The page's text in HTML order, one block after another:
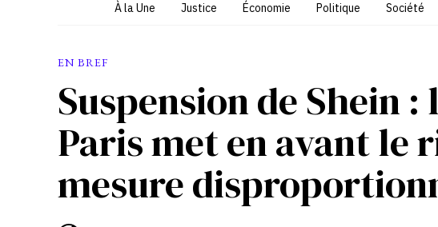
À la Une Justice Économie Politique Société
EN BREF
Suspension de Shein
Paris met en avant le
mesure